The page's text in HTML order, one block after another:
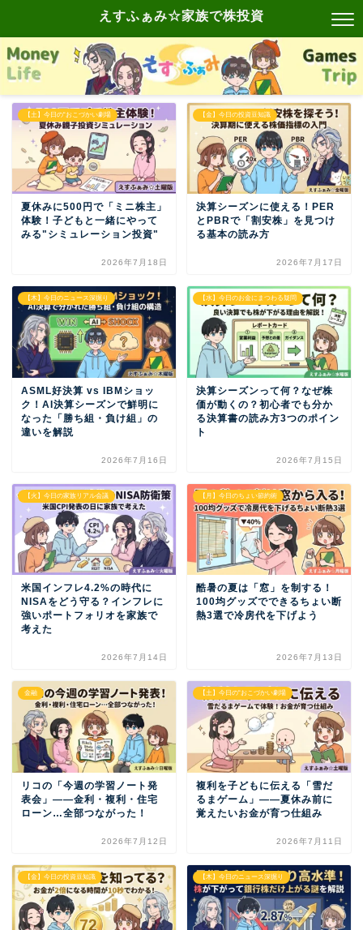
えすふぁみ☆家族で株投資
【土】今日の“おこづかい劇場
夏休みに500円で「ミニ株主」
体験！子どもと一緒にやって
みる"シミュレーション投資"
2026年7月18日
【金】今日の投資豆知識
決算シーズンに使える！PER
とPBRで「割安株」を見つけ
る基本の読み方
2026年7月17日
【木】今日のニュース深掘り
ASML好決算 vs IBMショッ
ク！AI決算シーズンで鮮明に
なった「勝ち組・負け組」の
違いを解説
2026年7月16日
【水】今日のお金にまつわる疑問
決算シーズンって何？なぜ株
価が動くの？初心者でも分か
る決算書の読み方3つのポイン
ト
2026年7月15日
【火】今日の家族リアル会議
米国インフレ4.2%の時代に
NISAをどう守る？インフレに
強いポートフォリオを家族で
考えた
2026年7月14日
【月】今日のちょい節約術
酷暑の夏は「窓」を制する！
100均グッズでできるちょい断
熱3選で冷房代を下げよう
2026年7月13日
金融
リコの「今週の学習ノート発
表会」——金利・複利・住宅
ローン…全部つながった！
2026年7月12日
【土】今日の“おこづかい劇場
複利を子どもに伝える「雪だ
るまゲーム」——夏休み前に
覚えたいお金が育つ仕組み
2026年7月11日
【金】今日の投資豆知識 【木】今日のニュース深掘り